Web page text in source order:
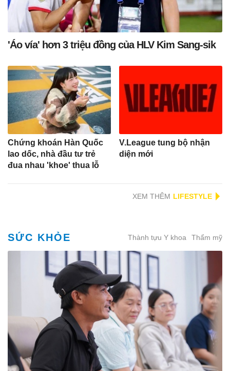
'Áo vía' hơn 3 triệu đồng của HLV Kim Sang-sik
Chứng khoán Hàn Quốc
lao dốc, nhà đầu tư trẻ
đua nhau 'khoe' thua lỗ
V.League tung bộ nhận
diện mới
XEM THÊM
SỨC KHỎE Thành tựu Y khoa Thẩm mỹ